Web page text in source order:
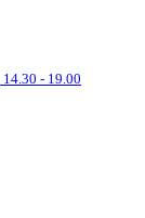
14.30 - 19.00